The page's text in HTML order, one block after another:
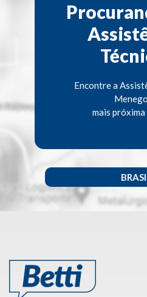
Encontre a
mais próxima